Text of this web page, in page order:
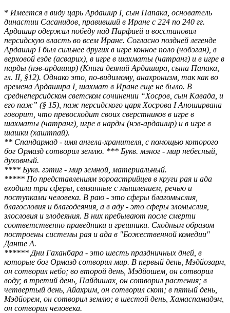
* Имеется в виду царь Ардашир I, сын Папака, основатель
династии Сасанидов, правивший в Иране с 224 по 240 гг.
Ардашир одержал победу над Парфией и восстановил
персидскую власть во всем Иране. Согласно поздней легенде
Ардашир I был сильнее других в игре конное поло (чобэган), в
верховой езде (асварих), в игре в шахматы (чатранг) и в игре в
нарды (нэв-ардашир) (Книга деяний Ардашира, сына Папака,
гл. II, §12). Однако это, по-видимому, анахронизм, так как во
времена Ардашира I, шахмат в Иране еще не было. В
среднеперсидском светском сочинении “Хосров, сын Кавада, и
его паж” (§ 15), паж персидского царя Хосрова I Аноширвана
говорит, что превосходит своих сверстников в игре в
шахматы (чатранг), игре в нарды (нэв-ардашир) и в игре в
шашки (хаштпай).
** Спандармад - имя ангела-хранителя, с помощью которого
бог Ормазд сотворил землю. *** Букв. мэног - мир небесный,
духовный.
**** Букв. гэтиг - мир земной, материальный.
***** По представлениям зороастрийцев в круги рая и ада
входили три сферы, связанные с мышлением, речью и
поступками человека. В раю - это сферы благомыслия,
благословия и благодеяния, а в аду - это сферы зломыслия,
злословия и злодеяния. В них пребывают после смерти
соответственно праведники и грешники. Сходным образом
построены системы рая и ада в "Божественной комедии"
Данте А.
****** Дни Гаханбара - это шесть праздничных дней, в
которые бог Ормазд сотворил мир. В первый день, Мэдйозарм,
он сотворил небо; во второй день, Мэдйошем, он сотворил
воду; в третий день, Пайдишах, он сотворил растения; в
четвертый день, Айахрим, он сотворил скот; в пятый день,
Мэдйорем, он сотворил землю; в шестой день, Хамаспамадэм,
он сотворил человека.